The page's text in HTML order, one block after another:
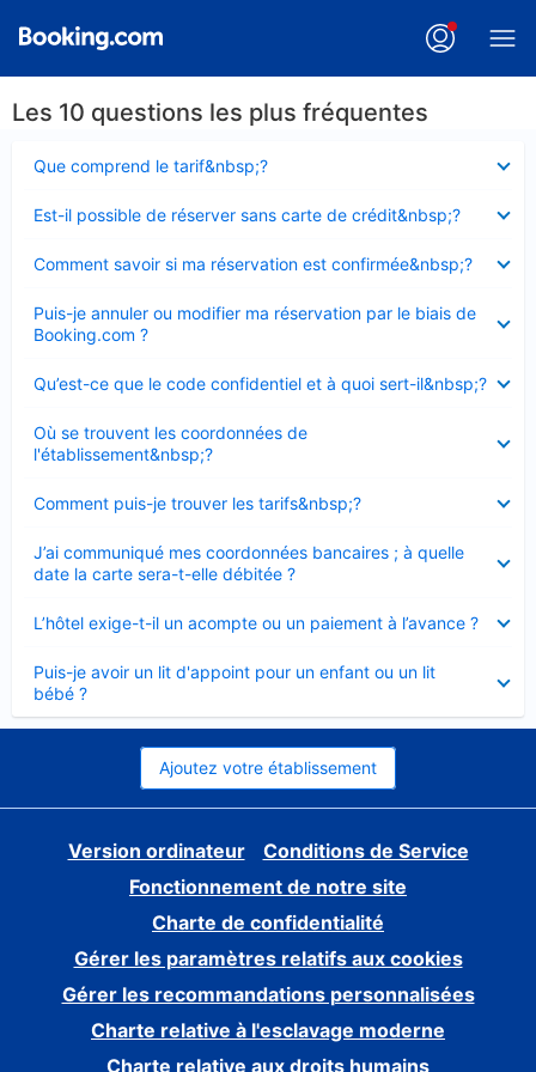
Les 10 questions les plus fréquentes
Que comprend le tarif&nbsp;?
fermé
Est-il possible de réserver sans carte de crédit&nbsp;?
fermé
Comment savoir si ma réservation est confirmée&nbsp;?
fermé
Puis-je annuler ou modifier ma réservation par le biais de
Booking.com ?
fermé
Qu’est-ce que le code confidentiel et à quoi sert-il&nbsp;?
fermé
Où se trouvent les coordonnées de
l'établissement&nbsp;?
fermé
Comment puis-je trouver les tarifs&nbsp;?
fermé
J’ai communiqué mes coordonnées bancaires ; à quelle
date la carte sera-t-elle débitée ?
fermé
L’hôtel exige-t-il un acompte ou un paiement à l’avance ?
fermé
Puis-je avoir un lit d'appoint pour un enfant ou un lit
bébé ?
fermé
Ajoutez votre établissement
Version ordinateur
Conditions de Service
Fonctionnement de notre site
Charte de confidentialité
Gérer les paramètres relatifs aux cookies
Gérer les recommandations personnalisées
Charte relative à l'esclavage moderne
Charte relative aux droits humains